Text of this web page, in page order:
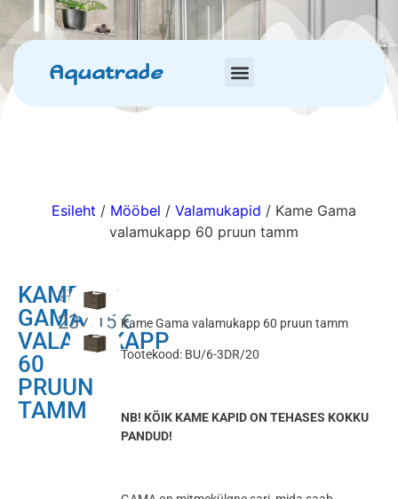
Aquatrade
Esileht / Mööbel / Valamukapid / Kame Gama
valamukapp 60 pruun tamm
KAME
GAMA
VALAMUKAPP
60
PRUUN
TAMM
279.00 €
237.15 €
Kame Gama valamukapp 60 pruun tamm
Tootekood: BU/6-3DR/20
NB! KÕIK KAME KAPID ON TEHASES KOKKU
PANDUD!